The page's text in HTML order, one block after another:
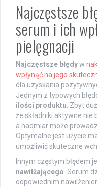
Najczęstsze
serum i ich
pielęgnacji
Najczęstsze błędyw
wpłynąć na jego
dla uzyskania
Jednym z typowych
ilości produktu. Zbyt
że składniki aktywne nie
a nadmiar może
Optymalne jest użycie
umożliwić skuteczne
Innym częstym błędem
nawilżającego. Serum
odpowiednim